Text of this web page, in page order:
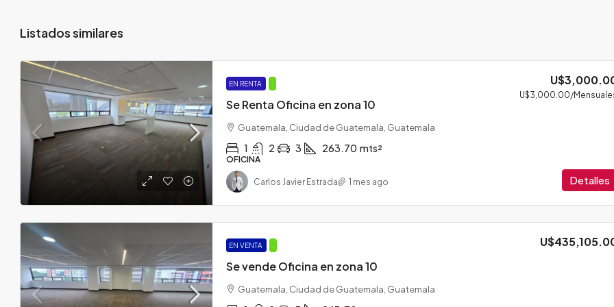
Listados similares
EN RENTA
Se Renta Oficina en zona 10
U$3,000.00/
Guatemala, Ciudad de Guatemala, Guatemala
1 2 3 263.70 mts²
OFICINA
Detalles
Carlos Javier Estrada 1 mes ago
EN VENTA
Se vende Oficina en zona 10
Guatemala, Ciudad de Guatemala, Guatemala